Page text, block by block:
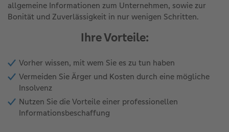
allgemeine Informationen zum Unternehmen, sowie zur
Bonität und Zuverlässigkeit in nur wenigen Schritten.
Ihre Vorteile:
Vorher wissen, mit wem Sie es zu tun haben
Vermeiden Sie Ärger und Kosten durch eine mögliche
Insolvenz
Nutzen Sie die Vorteile einer professionellen
Informationsbeschaffung